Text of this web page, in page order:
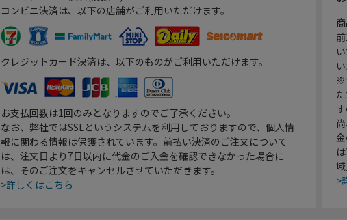
コンビニ決済は、以下の店舗がご利用いただけます。
クレジットカード決済は、以下のものがご利用いただけます。
お支払回数は1回のみとなりますのでご了承ください。
なお、弊社ではSSLというシステムを利用しておりますので、個人情
報に関わる情報は保護されています。前払い決済のご注文について
は、注文日より7日以内に代金のご入金を確認できなかった場合に
は、そのご注文をキャンセルさせていただきます。
>詳しくはこちら
※
>